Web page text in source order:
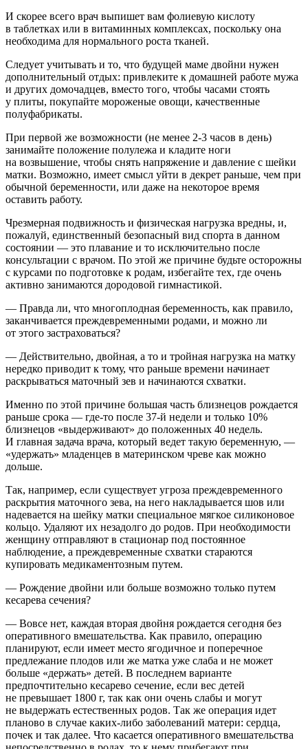
И скорее всего врач выпишет вам фолиевую кислоту
в таблетках или в витаминных комплексах, поскольку она
необходима для нормального роста тканей.
Следует учитывать и то, что будущей маме двойни нужен
дополнительный отдых: привлеките к домашней работе мужа
и других домочадцев, вместо того, чтобы часами стоять
у плиты, покупайте мороженые овощи, качественные
полуфабрикаты.
При первой же возможности (не менее 2-3 часов в день)
занимайте положение полулежа и кладите ноги
на возвышение, чтобы снять напряжение и давление с шейки
матки. Возможно, имеет смысл уйти в декрет раньше, чем при
обычной беременности, или даже на некоторое время
оставить работу.
Чрезмерная подвижность и физическая нагрузка вредны, и,
пожалуй, единственный безопасный вид спорта в данном
состоянии — это плавание и то исключительно после
консультации с врачом. По этой же причине будьте осторожны
с курсами по подготовке к родам, избегайте тех, где очень
активно занимаются дородовой гимнастикой.
— Правда ли, что многоплодная беременность, как правило,
заканчивается преждевременными родами, и можно ли
от этого застраховаться?
— Действительно, двойная, а то и тройная нагрузка на матку
нередко приводит к тому, что раньше времени начинает
раскрываться маточный зев и начинаются схватки.
Именно по этой причине большая часть близнецов рождается
раньше срока — где-то после 37-й недели и только 10%
близнецов «выдерживают» до положенных 40 недель.
И главная задача врача, который ведет такую беременную, —
«удержать» младенцев в материнском чреве как можно
дольше.
Так, например, если существует угроза преждевременного
раскрытия маточного зева, на него накладывается шов или
надевается на шейку матки специальное мягкое силиконовое
кольцо. Удаляют их незадолго до родов. При необходимости
женщину отправляют в стационар под постоянное
наблюдение, а преждевременные схватки стараются
купировать медикаментозным путем.
— Рождение двойни или больше возможно только путем
кесарева сечения?
— Вовсе нет, каждая вторая двойня рождается сегодня без
оперативного вмешательства. Как правило, операцию
планируют, если имеет место ягодичное и поперечное
предлежание плодов или же матка уже слаба и не может
больше «держать» детей. В последнем варианте
предпочтительно кесарево сечение, если вес детей
не превышает 1800 г, так как они очень слабы и могут
не выдержать естественных родов. Так же операция идет
планово в случае каких-либо заболеваний матери: сердца,
почек и так далее. Что касается оперативного вмешательства